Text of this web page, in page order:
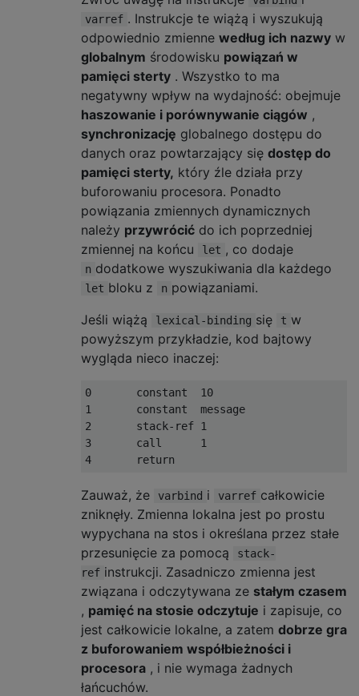
varref . Instrukcje te wiążą i wyszukują
odpowiednio zmienne według ich nazwy w
globalnym środowisku powiązań w
pamięci sterty . Wszystko to ma
negatywny wpływ na wydajność: obejmuje
haszowanie i porównywanie ciągów ,
synchronizację globalnego dostępu do
danych oraz powtarzający się dostęp do
pamięci sterty, który źle działa przy
buforowaniu procesora. Ponadto
powiązania zmiennych dynamicznych
należy przywrócić do ich poprzedniej
zmiennej na końcu
let , co dodaje
n dodatkowe wyszukiwania dla każdego
let bloku z n powiązaniami.
Jeśli wiążą
lexical-binding się t w
powyższym przykładzie, kod bajtowy
wygląda nieco inaczej:
0       constant  10
1       constant  message
2       stack-ref 1
3       call      1
Zauważ, że varbind i varref całkowicie
zniknęły. Zmienna lokalna jest po prostu
wypychana na stos i określana przez stałe
przesunięcie za pomocą
stack-
ref instrukcji. Zasadniczo zmienna jest
związana i odczytywana ze stałym czasem
, pamięć na stosie odczytuje i zapisuje, co
jest całkowicie lokalne, a zatem dobrze gra
z buforowaniem współbieżności i
procesora , i nie wymaga żadnych
łańcuchów.